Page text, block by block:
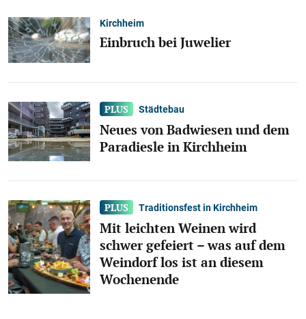
Kirchheim
Einbruch bei Juwelier
Städtebau
Neues von Badwiesen und dem
Paradiesle in Kirchheim
Traditionsfest in Kirchheim
Mit leichten Weinen wird
schwer gefeiert – was auf dem
Weindorf los ist an diesem
Wochenende